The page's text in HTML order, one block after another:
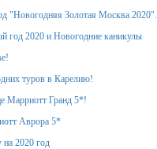
"Новогодняя Золотая Москва 2020".
год 2020 и Новогодние каникулы
туров в Карелию!
Марриотт Гранд 5*!
Аврора 5*
2020 год